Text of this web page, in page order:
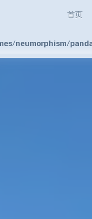
首页
neumorphism/